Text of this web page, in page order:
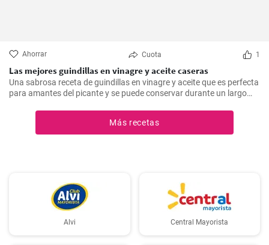
Ahorrar Cuota 1
Las mejores guindillas en vinagre y aceite caseras
Una sabrosa receta de guindillas en vinagre y aceite que es perfecta
para amantes del picante y se puede conservar durante un largo
Más recetas
Alvi Central Mayorista